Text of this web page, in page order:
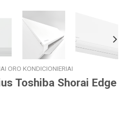
ORO KONDICIONIERIAI
Toshiba Shorai Edge